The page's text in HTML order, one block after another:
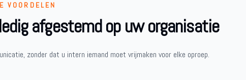
VOORDELEN
afgestemd op uw organisatie
zonder dat u intern iemand moet vrijmaken voor elke oproep.